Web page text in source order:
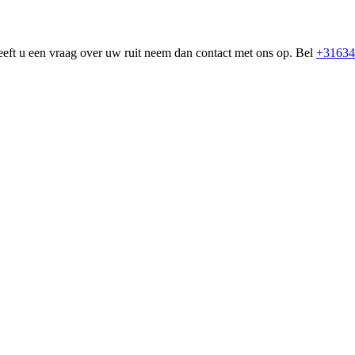
u een vraag over uw ruit neem dan contact met ons op. Bel